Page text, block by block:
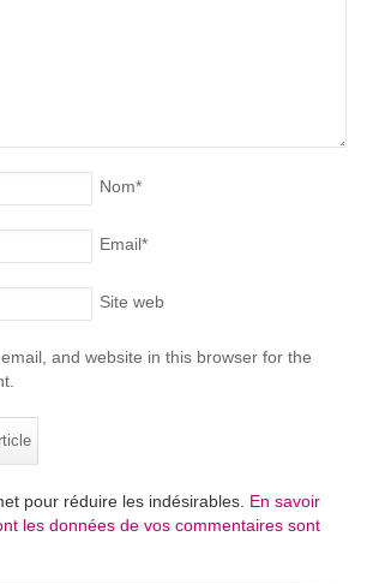
Nom*
Email*
Site web
and website in this browser for the
pour réduire les indésirables. En savoir
les données de vos commentaires sont